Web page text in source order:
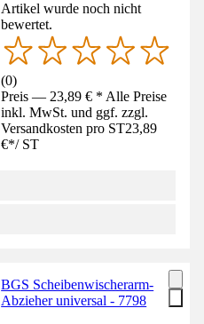
Artikel wurde noch nicht
bewertet.
(0)
Preis — 23,89 € * Alle Preise
inkl. MwSt. und ggf. zzgl.
Versandkosten pro ST23,89
€*/ ST
BGS Scheibenwischerarm-
Abzieher universal - 7798